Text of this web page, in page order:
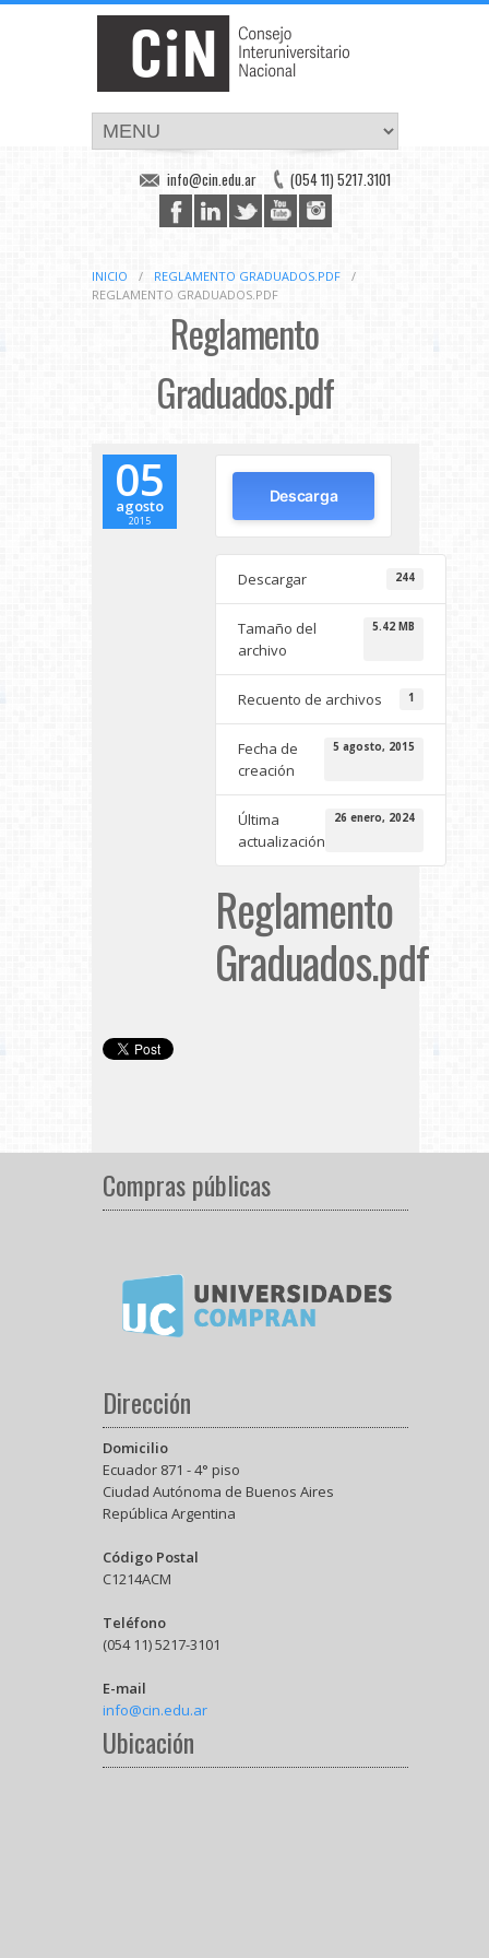
(054 11) 5217.3101
info@cin.edu.ar
INICIO / REGLAMENTO GRADUADOS.PDF
/
REGLAMENTO GRADUADOS.PDF
Reglamento
Graduados.pdf
05
agosto
2015
Descarga
Descargar 244
Tamaño del
archivo
5.42 MB
Recuento de archivos 1
Fecha de
creación
5 agosto, 2015
Última
actualización
26 enero, 2024
Reglamento
Graduados.pdf
Compras públicas
Dirección
Domicilio
Ecuador 871 - 4° piso
Ciudad Autónoma de Buenos Aires
República Argentina
Código Postal
C1214ACM
Teléfono
(054 11) 5217-3101
E-mail
info@cin.edu.ar
Ubicación